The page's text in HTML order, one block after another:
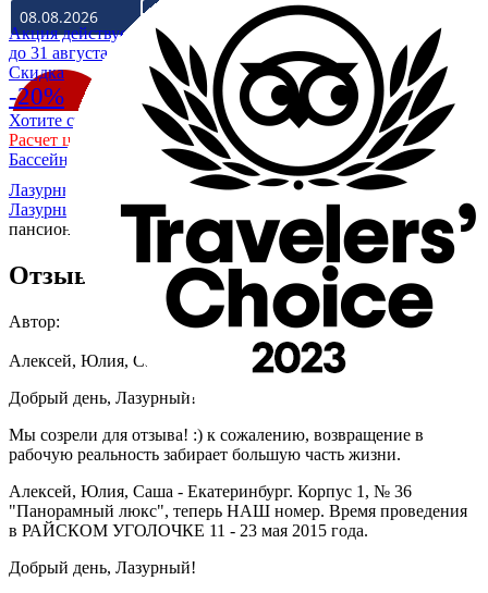
Акция действует
до 31 августа
Cкидка
-20%
Хотите скидку 20% на отдых в Крыму на море?
Расчет цены со скидкой
Бассейн уже разогрет до +28
Лазурный Коктебель
О гостевом доме - пансионате
Лазурный Коктебель/
Алексей, Юлия, Саша о
пансионате Лазурный
Отзыв Алексея - Райский уголок
Автор:
Алексей, Юлия, Саша
Добрый день, Лазурный!
Мы созрели для отзыва! :) к сожалению, возвращение в
рабочую реальность забирает большую часть жизни.
Алексей, Юлия, Саша - Екатеринбург. Корпус 1, № 36
"Панорамный люкс", теперь НАШ номер. Время проведения
в РАЙСКОМ УГОЛОЧКЕ 11 - 23 мая 2015 года.
Добрый день, Лазурный!